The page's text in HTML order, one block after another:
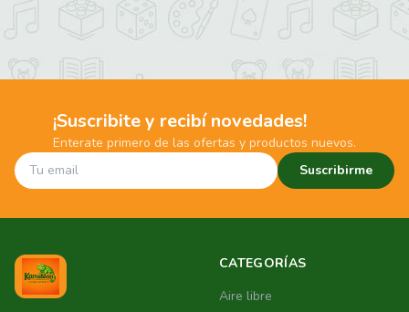
¡Suscribite y recibí novedades!
Enterate primero de las ofertas y productos nuevos.
Suscribirme
CATEGORÍAS
Aire libre